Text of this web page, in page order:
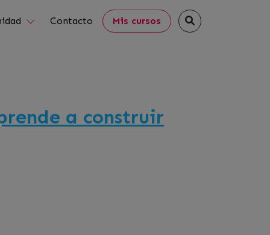
Contacto Mis cursos
a construir